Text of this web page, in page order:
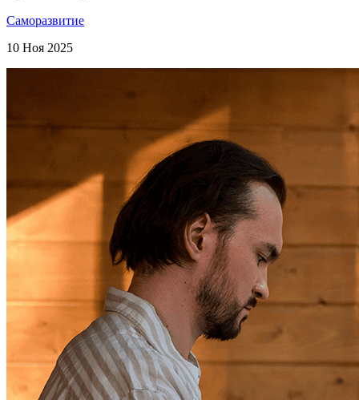
Саморазвитие
10 Ноя 2025